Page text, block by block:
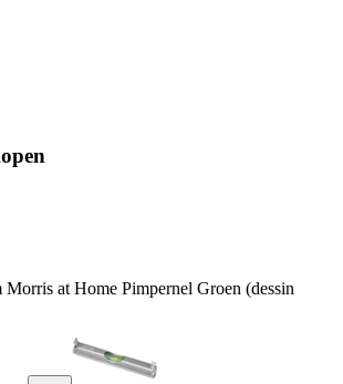
at Home Pimpernel Groen (dessin